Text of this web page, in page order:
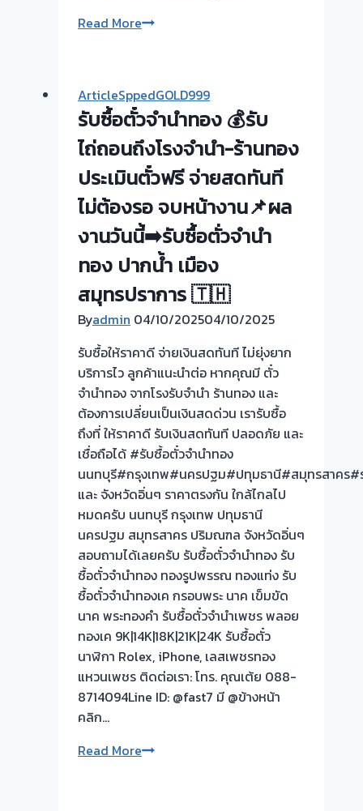
Read Moreขาย
ได้
ไหม
?
อ่าน
ทาง
นี้
เลย
ครับ
ArticleSppedGOLD999
รับซื้อตั๋วจำนำทอง 💰รับ
ไถ่ถอนถึงโรงจำนำ-ร้านทอง
ประเมินตั๋วฟรี จ่ายสดทันที
ไม่ต้องรอ จบหน้างาน📌ผล
งานวันนี้➡️รับซื้อตั่วจำนำ
ทอง ปากน้ำ เมือง
สมุทรปราการ 🇹🇭
Byadmin 04/10/202504/10/2025
รับซื้อให้ราคาดี จ่ายเงินสดทันที ไม่ยุ่งยาก
บริการไว ลูกค้าแนะนำต่อ หากคุณมี ตั๋ว
จำนำทอง จากโรงรับจำนำ ร้านทอง และ
ต้องการเปลี่ยนเป็นเงินสดด่วน เรารับซื้อ
ถึงที่ ให้ราคาดี รับเงินสดทันที ปลอดภัย และ
เชื่อถือได้ #รับซื้อตั๋วจำนำทอง
นนทบุรี#กรุงเทพ#นครปฐม#ปทุมธานี#สมุทรสาคร#
และ จังหวัดอิ่นๆ ราคาตรงกัน ใกล้ไกลไป
หมดครับ นนทบุรี กรุงเทพ ปทุมธานี
นครปฐม สมุทรสาคร ปริมณฑล จังหวัดอิ่นๆ
สอบถามได้เลยครับ รับซื้อตั๋วจำนำทอง รับ
ซื้อตั๋วจำนำทอง ทองรูปพรรณ ทองแท่ง รับ
ซื้อตั๋วจำนำทองเค กรอบพระ นาค เข็มขัด
นาค พระทองคำ รับซื้อตั๋วจำนำเพชร พลอย
ทองเค 9K|14K|18K|21K|24K รับซื้อตั๋ว
นาฬิกา Rolex, iPhone, เลสเพชรทอง
แหวนเพชร ติดต่อเรา: โทร. คุณเต้ย 088-
8714094Line ID: @fast7 มี @ข้างหน้า
คลิก…
Read Moreรับ